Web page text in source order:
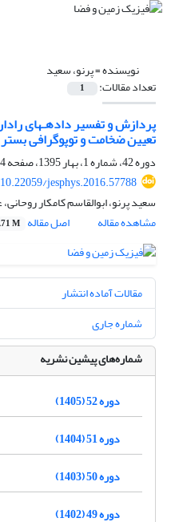
نویسنده =پرنو، سعید
تعداد مقالات: 1
تعیین ضخامت و توپوگرافی
دوره 42، شماره 1، بهار 1395، صفحه
10.22059/jesphys.2016.57788
سعید پرنو، ابوالقاسم کامکار
مشاهده مقاله
اصل مقاله M
مقالات آماده انتشار
شماره جاری
شماره‌های پیشین نشریه
دوره 52 (1405)
دوره 51 (1404)
دوره 50 (1403)
دوره 49 (1402)